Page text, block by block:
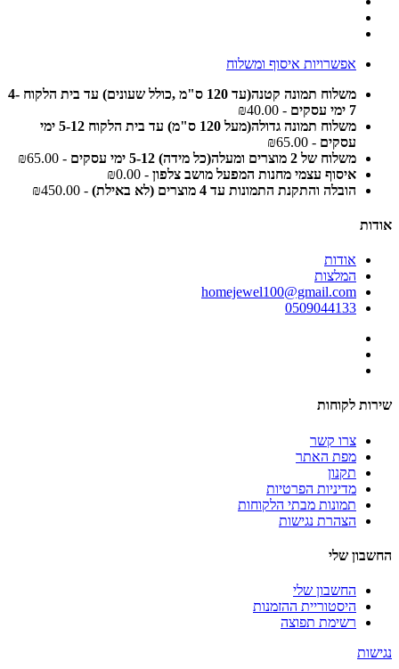
אפשרויות איסוף ומשלוח
משלוח תמונה קטנה(עד 120 ס"מ ,כולל שעונים) עד בית הלקוח 4-
7 ימי עסקים
- ₪40.00
משלוח תמונה גדולה(מעל 120 ס"מ) עד בית הלקוח 5-12 ימי
עסקים - ₪65.00
משלוח של 2 מוצרים ומעלה(כל מידה) 5-12 ימי עסקים
- ₪65.00
איסוף עצמי מחנות המפעל מושב צלפון - ₪0.00
הובלה והתקנת התמונות עד 4 מוצרים (לא באילת)
- ₪450.00
אודות
אודות
המלצות
homejewel100@gmail.com
0509044133
שירות לקוחות
צרו קשר
מפת האתר
תקנון
מדיניות הפרטיות
תמונות מבתי הלקוחות
הצהרת נגישות
החשבון שלי
החשבון שלי
היסטוריית ההזמנות
רשימת תפוצה
נגישות